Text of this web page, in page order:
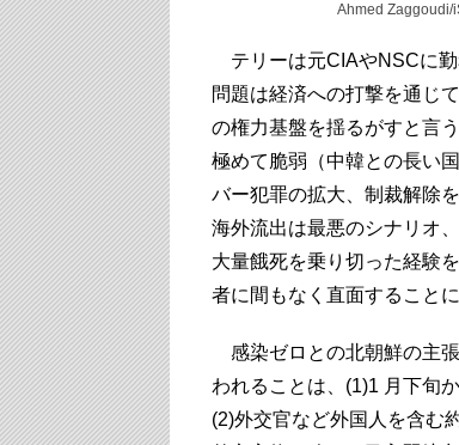
Ahmed Zaggoudi/
テリーは元CIAやNSCに勤
問題は経済への打撃を通じ
の権力基盤を揺るがすと言
極めて脆弱（中韓との長い
バー犯罪の拡大、制裁解除
海外流出は最悪のシナリオ
大量餓死を乗り切った経験
者に間もなく直面すること
感染ゼロとの北朝鮮の主
われることは、(1)1 月下旬
(2)外交官など外国人を含む